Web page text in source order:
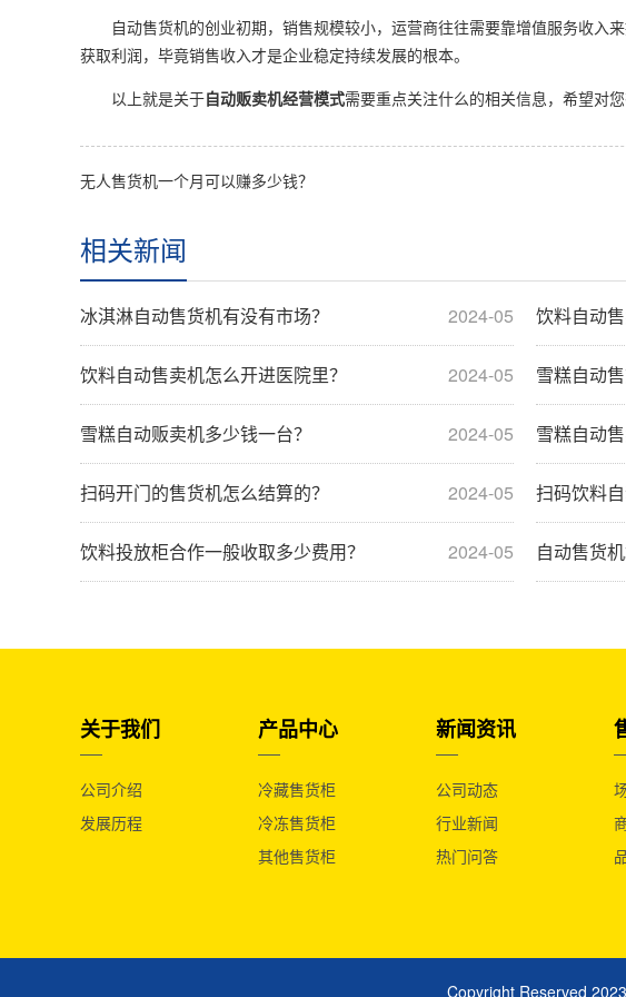
自动售货机的创业初期，销售规模较小，运营商往往需要靠增值服务收入
获取利润，毕竟销售收入才是企业稳定持续发展的根本。
以上就是关于自动贩卖机经营模式需要重点关注什么的相关信息，希望对您
无人售货机一个月可以赚多少钱？
相关新闻
2024-05
冰淇淋自动售货机有没有市场？ 饮料自动
2024-05
饮料自动售卖机怎么开进医院里？ 雪糕自动
2024-05
雪糕自动贩卖机多少钱一台？ 雪糕自动
2024-05
扫码开门的售货机怎么结算的？ 扫码饮料
2024-05
饮料投放柜合作一般收取多少费用？ 自动售货
关于我们
公司介绍
发展历程
产品中心
冷藏售货柜
冷冻售货柜
其他售货柜
新闻资讯
公司动态
行业新闻
热门问答
Copyright Reserved